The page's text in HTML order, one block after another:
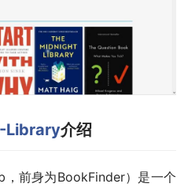
Library介绍
前身为BookFinder）是一个